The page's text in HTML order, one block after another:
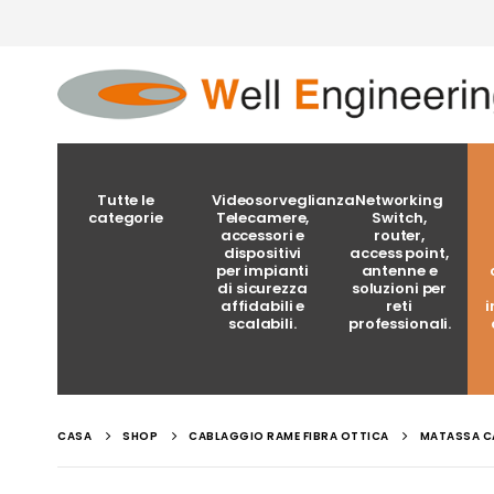
Tutte le
categorie
Videosorveglianza
Telecamere,
accessori e
dispositivi
per impianti
di sicurezza
affidabili e
scalabili.
Networking
Switch,
router,
access point,
antenne e
soluzioni per
reti
professionali.
CASA SHOP CABLAGGIO RAME FIBRA OTTICA MATASSA